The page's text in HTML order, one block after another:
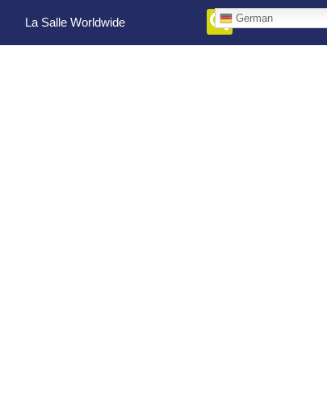
German
La Salle Worldwide